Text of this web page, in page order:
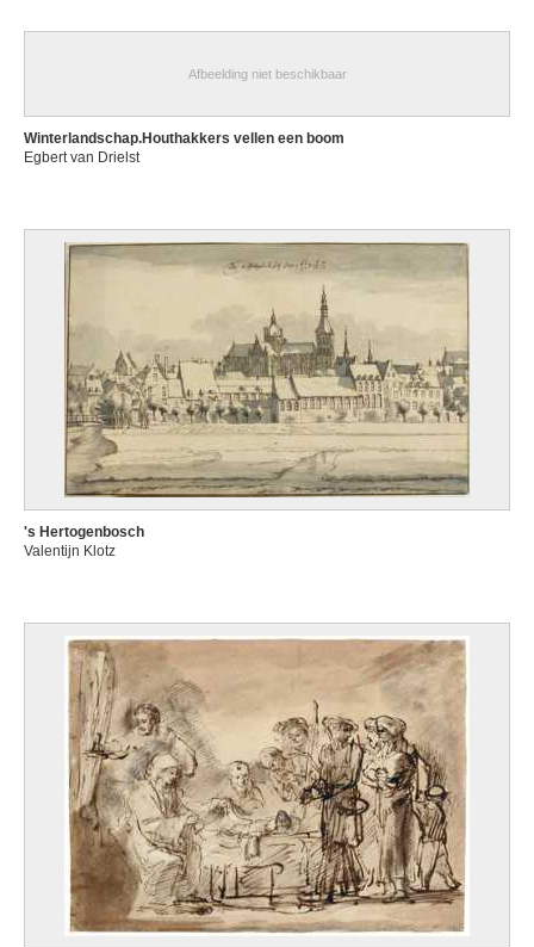
Afbeelding niet beschikbaar
Winterlandschap.Houthakkers vellen een boom
Egbert van Drielst
's Hertogenbosch
Valentijn Klotz